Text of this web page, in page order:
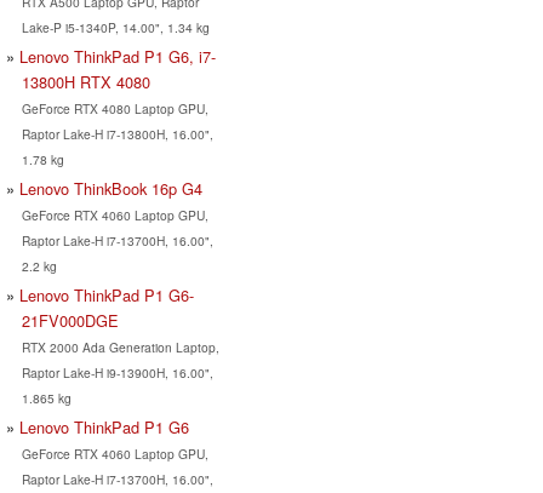
Lake-P i5-1340P, 14.00", 1.34 kg
Lenovo ThinkPad P1 G6, i7-
13800H RTX 4080
GeForce RTX 4080 Laptop GPU,
Raptor Lake-H i7-13800H, 16.00",
1.78 kg
Lenovo ThinkBook 16p G4
GeForce RTX 4060 Laptop GPU,
Raptor Lake-H i7-13700H, 16.00",
2.2 kg
Lenovo ThinkPad P1 G6-
21FV000DGE
RTX 2000 Ada Generation Laptop,
Raptor Lake-H i9-13900H, 16.00",
1.865 kg
Lenovo ThinkPad P1 G6
GeForce RTX 4060 Laptop GPU,
Raptor Lake-H i7-13700H, 16.00",